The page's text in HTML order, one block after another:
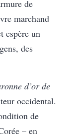
de
marchand
espère un
des
d’or de
occidental.
de
– en